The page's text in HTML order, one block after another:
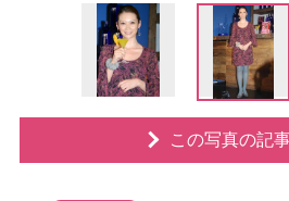
この写真の記